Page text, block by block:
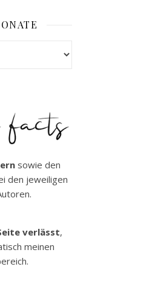
sowie den
den jeweiligen
verlässt,
meinen